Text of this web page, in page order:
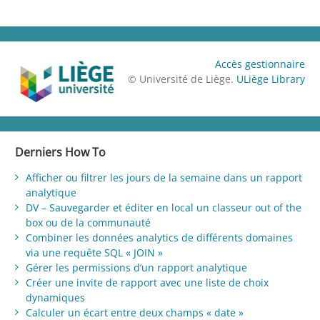
Accès gestionnaire
© Université de Liège. ULiège Library
Derniers How To
Afficher ou filtrer les jours de la semaine dans un rapport
analytique
DV – Sauvegarder et éditer en local un classeur out of the
box ou de la communauté
Combiner les données analytics de différents domaines
via une requête SQL « JOIN »
Gérer les permissions d’un rapport analytique
Créer une invite de rapport avec une liste de choix
dynamiques
Calculer un écart entre deux champs « date »